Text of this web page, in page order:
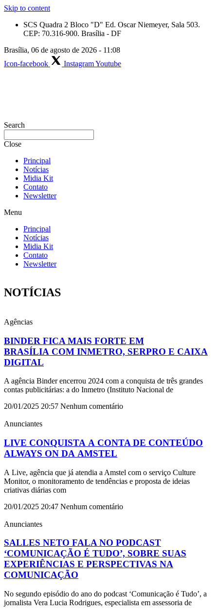
Skip to content
SCS Quadra 2 Bloco "D" Ed. Oscar Niemeyer, Sala 503.
CEP: 70.316-900. Brasília - DF
Brasília, 06 de agosto de 2026 - 11:08
Icon-facebook
InstagramYoutube
Search
Close
Principal
Notícias
Midia Kit
Contato
Newsletter
Menu
Principal
Notícias
Midia Kit
Contato
Newsletter
NOTÍCIAS
Agências
BINDER FICA MAIS FORTE EM
BRASÍLIA COM INMETRO, SERPRO E CAIXA
DIGITAL
A agência Binder encerrou 2024 com a conquista de três grandes
contas publicitárias: a do Inmetro (Instituto Nacional de
20/01/2025 20:57 Nenhum comentário
Anunciantes
LIVE CONQUISTA A CONTA DE CONTEÚDO
ALWAYS ON DA AMSTEL
A Live, agência que já atendia a Amstel com o serviço Culture
Monitor, o monitoramento de tendências e proposta de ideias
criativas diárias com
20/01/2025 20:47 Nenhum comentário
Anunciantes
SALLES NETO FALA NO PODCAST
‘COMUNICAÇÃO É TUDO’, SOBRE SUAS
EXPERIÊNCIAS E PERSPECTIVAS NA
COMUNICAÇÃO
No segundo episódio do ano do podcast ‘Comunicação é Tudo’, a
jornalista Vera Lucia Rodrigues, especialista em assessoria de